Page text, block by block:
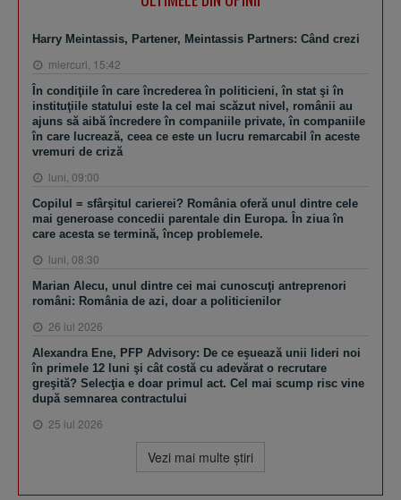
Harry Meintassis, Partener, Meintassis Partners: Când crezi
miercuri, 15:42
În condiţiile în care încrederea în politicieni, în stat şi în
instituţiile statului este la cel mai scăzut nivel, românii au
ajuns să aibă încredere în companiile private, în companiile
în care lucrează, ceea ce este un lucru remarcabil în aceste
vremuri de criză
luni, 09:00
Copilul = sfârşitul carierei? România oferă unul dintre cele
mai generoase concedii parentale din Europa. În ziua în
care acesta se termină, încep problemele.
luni, 08:30
Marian Alecu, unul dintre cei mai cunoscuţi antreprenori
români: România de azi, doar a politicienilor
26 iul 2026
Alexandra Ene, PFP Advisory: De ce eşuează unii lideri noi
în primele 12 luni şi cât costă cu adevărat o recrutare
greşită? Selecţia e doar primul act. Cel mai scump risc vine
după semnarea contractului
25 iul 2026
Vezi mai multe ştiri